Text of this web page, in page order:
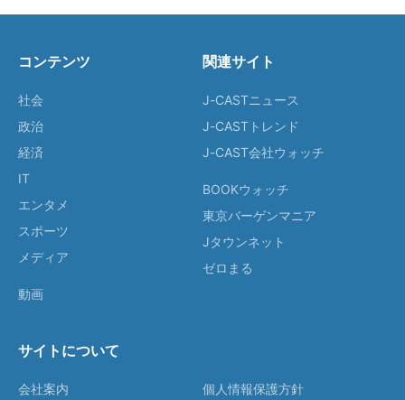
コンテンツ
社会
政治
経済
IT
エンタメ
スポーツ
メディア
動画
関連サイト
J-CASTニュース
J-CASTトレンド
J-CAST会社ウォッチ
BOOKウォッチ
東京バーゲンマニア
Jタウンネット
ゼロまる
サイトについて
会社案内 個人情報保護方針